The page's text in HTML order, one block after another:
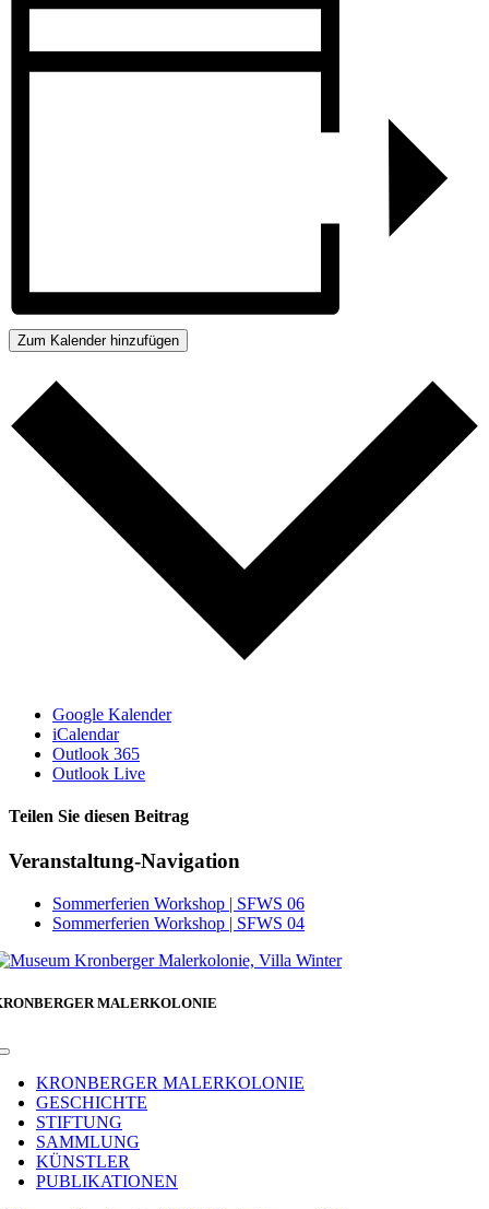
Zum Kalender hinzufügen
Google Kalender
iCalendar
Outlook 365
Outlook Live
Teilen Sie diesen Beitrag
Facebook
Veranstaltung-Navigation
Sommerferien Workshop | SFWS 06
Sommerferien Workshop | SFWS 04
MALERKOLONIE
Toggle
NavigationKRONBERGER MALERKOLONIE
GESCHICHTE
STIFTUNG
SAMMLUNG
KÜNSTLER
PUBLIKATIONEN